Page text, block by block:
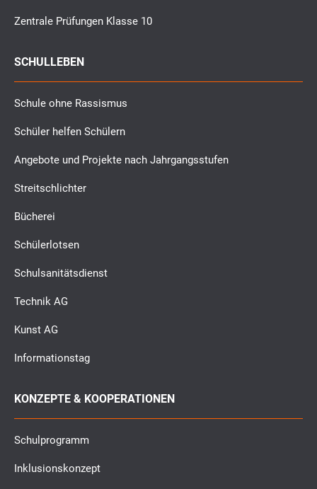
Zentrale Prüfungen Klasse 10
SCHULLEBEN
Schule ohne Rassismus
Schüler helfen Schülern
Angebote und Projekte nach Jahrgangsstufen
Streitschlichter
Bücherei
Schülerlotsen
Schulsanitätsdienst
Technik AG
Kunst AG
Informationstag
KONZEPTE & KOOPERATIONEN
Schulprogramm
Inklusionskonzept